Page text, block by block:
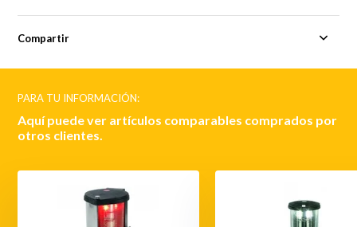
Compartir
PARA TU INFORMACIÓN:
Aquí puede ver artículos comparables comprados por
otros clientes.